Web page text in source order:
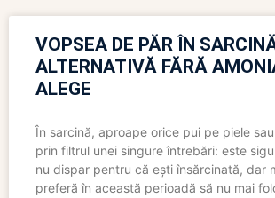
VOPSEA DE PĂR ÎN
ALTERNATIVĂ FĂRĂ
ALEGE
În sarcină, aproape orice pui pe piele
prin filtrul unei singure întrebări: este
nu dispar pentru că ești însărcinată, dar
preferă în această perioadă să nu mai